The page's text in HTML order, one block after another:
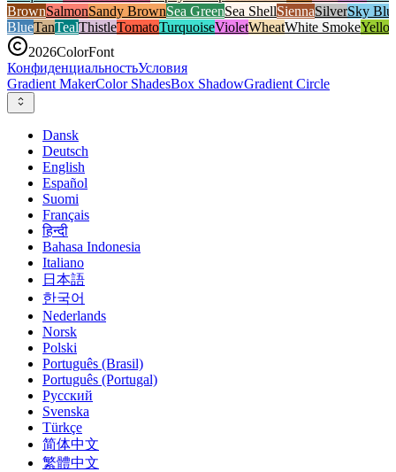
BrownSalmonSandy BrownSea GreenSea ShellSiennaSilverSky
BlueTanTealThistleTomatoTurquoiseVioletWheatWhite Smoke
2026ColorFont
КонфиденциальностьУсловия
Gradient MakerColor ShadesBox ShadowGradient Circle
Dansk
Deutsch
English
Español
Suomi
Français
हिन्दी
Bahasa Indonesia
Italiano
日本語
한국어
Nederlands
Norsk
Polski
Português (Brasil)
Português (Portugal)
Русский
Svenska
Türkçe
简体中文
繁體中文